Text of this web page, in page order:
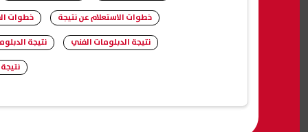
خطوات الاستعلام عن نتيجة
خطوات
نتيجة الدبلومات الفني
نتيجة
نتيجة